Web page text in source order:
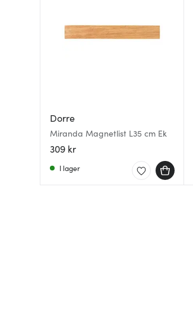
Dorre
Miranda Magnetlist L35 cm Ek
309 kr
I lager